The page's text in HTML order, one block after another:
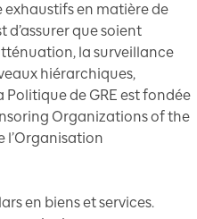
en matière de
d’assurer que soient
la surveillance
hiérarchiques,
de GRE est fondée
Organizations of the
l’Organisation
en biens et services.